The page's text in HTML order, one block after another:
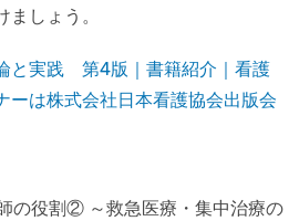
しょう。
と実践 第4版｜書籍紹介｜看護
ーは株式会社日本看護協会出版会
の役割② ～救急医療・集中治療の